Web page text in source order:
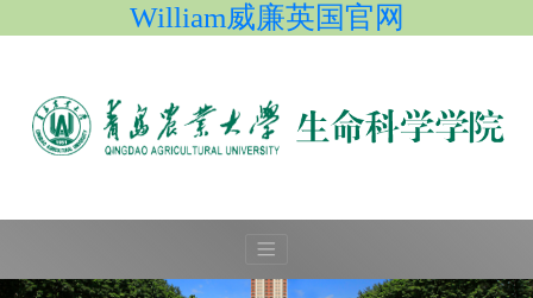
William威廉英国官网